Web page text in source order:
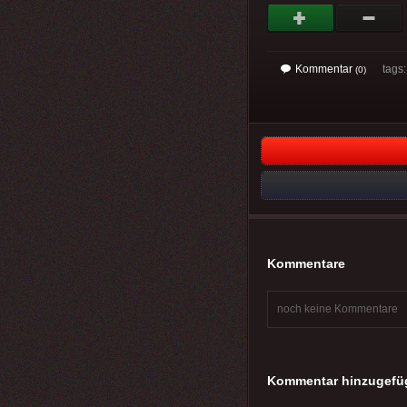
Kommentar (0)
Kommentare
noch keine Kommentare
Kommentar